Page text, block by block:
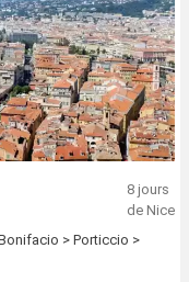
8 jours
de Nice
> Porticcio >